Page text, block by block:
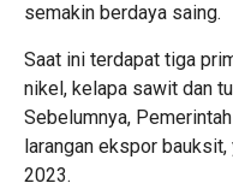
semakin berdaya saing.
Saat ini terdapat tiga
nikel, kelapa sawit dan
Sebelumnya,
larangan ekspor
2023.